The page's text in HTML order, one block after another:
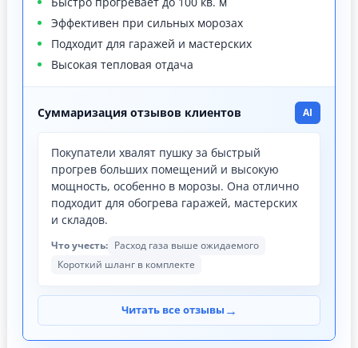
Эффективен при сильных морозах
Подходит для гаражей и мастерских
Высокая тепловая отдача
Суммаризация отзывов клиентов AI
Покупатели хвалят пушку за быстрый
прогрев больших помещений и высокую
мощность, особенно в морозы. Она отлично
подходит для обогрева гаражей, мастерских
и складов.
Что учесть: Расход газа выше ожидаемого
Короткий шланг в комплекте
Читать все отзывы →